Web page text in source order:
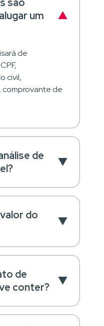
um
de
civil,
comprovante de
de
do
de
conter?